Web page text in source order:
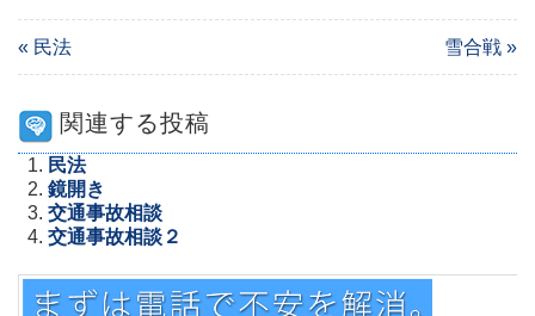
« 民法 雪合戦 »
関連する投稿
民法
鏡開き
交通事故相談
交通事故相談２